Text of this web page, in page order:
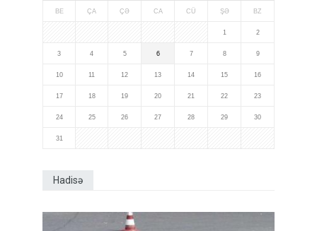
BE ÇA ÇƏ CA CÜ ŞƏ BZ
1 2
3 4 5 6 7 8 9
10 11 12 13 14 15 16
17 18 19 20 21 22 23
24 25 26 27 28 29 30
31
Hadisə